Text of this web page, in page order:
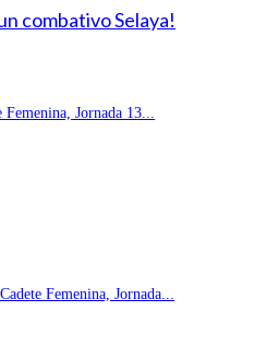
combativo Selaya!
Jornada 13...
Femenina, Jornada...